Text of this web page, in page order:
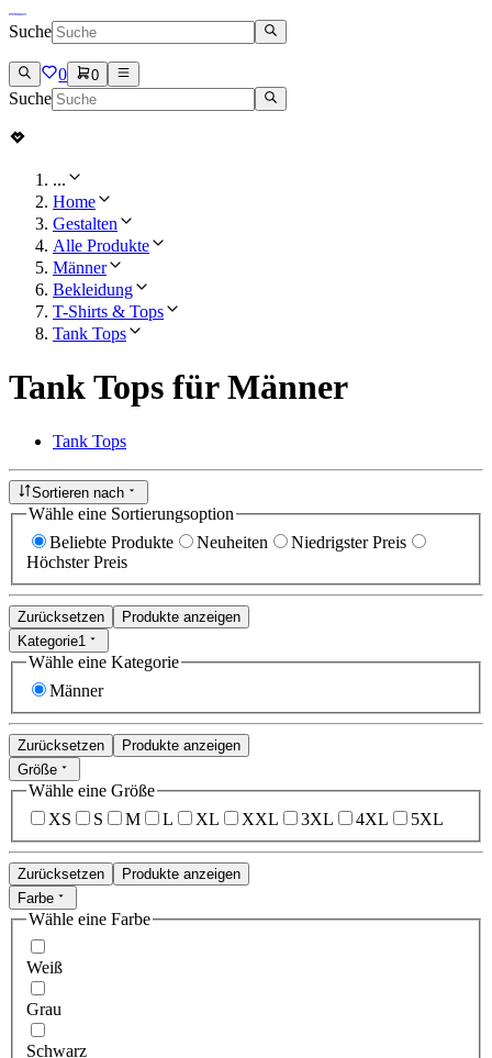
Suche
0 0
Suche
...
Home
Gestalten
Alle Produkte
Männer
Bekleidung
T-Shirts & Tops
Tank Tops
Tank Tops für Männer
Tank Tops
Sortieren nach
Wähle eine Sortierungsoption
Beliebte Produkte
Neuheiten
Niedrigster Preis
Höchster Preis
Zurücksetzen
Produkte anzeigen
Kategorie1
Wähle eine Kategorie
Männer
Zurücksetzen
Produkte anzeigen
Größe
Wähle eine Größe
XS
S M L XL XXL 3XL 4XL 5XL
Zurücksetzen
Produkte anzeigen
Farbe
Wähle eine Farbe
Weiß
Grau
Schwarz